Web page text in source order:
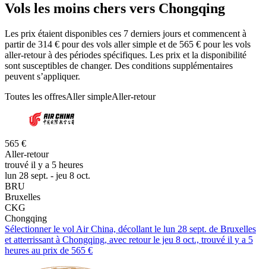
Vols les moins chers vers Chongqing
Les prix étaient disponibles ces 7 derniers jours et commencent à
partir de 314 € pour des vols aller simple et de 565 € pour les vols
aller-retour à des périodes spécifiques. Les prix et la disponibilité
sont susceptibles de changer. Des conditions supplémentaires
peuvent s’appliquer.
Toutes les offresAller simpleAller-retour
565 €
Aller-retour
trouvé il y a 5 heures
lun 28 sept. - jeu 8 oct.
BRU
Bruxelles
CKG
Chongqing
Sélectionner le vol Air China, décollant le lun 28 sept. de Bruxelles
et atterrissant à Chongqing, avec retour le jeu 8 oct., trouvé il y a 5
heures au prix de 565 €